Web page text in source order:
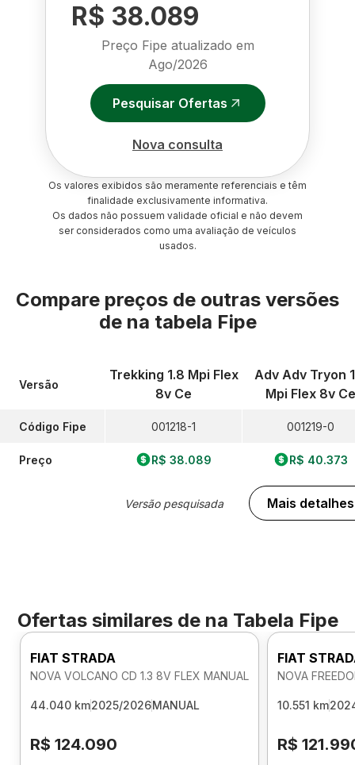
R$ 38.089
Preço Fipe atualizado em
Ago/2026
Pesquisar Ofertas
Nova consulta
Os valores exibidos são meramente referenciais e têm
finalidade exclusivamente informativa.
Os dados não possuem validade oficial e não devem
ser considerados como uma avaliação de veículos
usados.
Compare preços de outras versões
de na tabela Fipe
Versão
Código Fipe
Preço
Trekking 1.8 Mpi Flex
8v Ce
001218-1
R$ 38.089
Versão pesquisada
Adv Adv Tryon
Mpi Flex 8v Ce
001219-0
R$ 40.373
Mais detalhes
Ofertas similares de na Tabela Fipe
FIAT STRADA
NOVA VOLCANO CD 1.3 8V FLEX MANUAL
44.040 km2025/2026MANUAL
R$ 124.090
FIAT
NOVA
10.551 km
R$